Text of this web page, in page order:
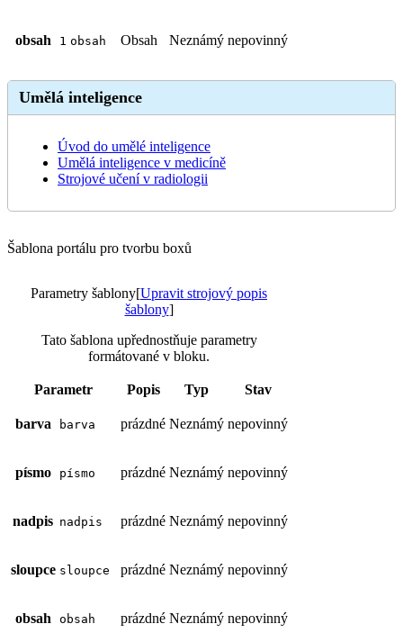
obsah 1 obsah Obsah Neznámý nepovinný
Umělá inteligence
Úvod do umělé inteligence
Umělá inteligence v medicíně
Strojové učení v radiologii
Šablona portálu pro tvorbu boxů
Parametry šablony[Upravit strojový popis
šablony]
Tato šablona upřednostňuje parametry
formátované v bloku.
Parametr Popis Typ Stav
barva barva prázdné Neznámý nepovinný
písmo písmo prázdné Neznámý nepovinný
nadpis nadpis prázdné Neznámý nepovinný
sloupce sloupce prázdné Neznámý nepovinný
obsah obsah prázdné Neznámý nepovinný